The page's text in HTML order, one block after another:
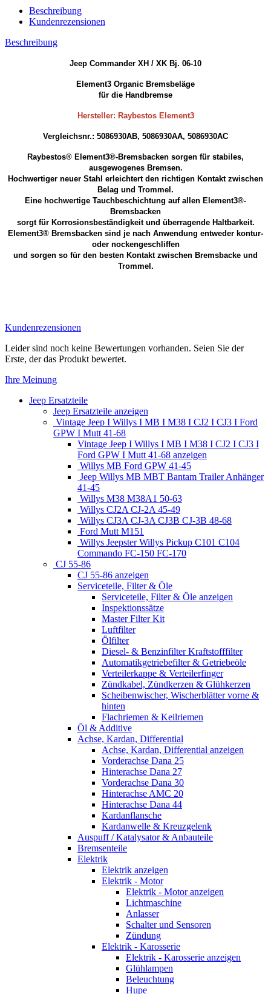
Beschreibung
Kundenrezensionen
Beschreibung
Jeep Commander XH / XK Bj. 06-10
Element3 Organic Bremsbeläge
für die Handbremse
Hersteller: Raybestos Element3
Vergleichsnr.: 5086930AB, 5086930AA, 5086930AC
Raybestos® Element3®-Bremsbacken sorgen für stabiles,
ausgewogenes Bremsen.
Hochwertiger neuer Stahl erleichtert den richtigen Kontakt zwischen
Belag und Trommel.
Eine hochwertige Tauchbeschichtung auf allen Element3®-
Bremsbacken
sorgt für Korrosionsbeständigkeit und überragende Haltbarkeit.
Element3® Bremsbacken sind je nach Anwendung entweder kontur-
oder nockengeschliffen
und sorgen so für den besten Kontakt zwischen Bremsbacke und
Trommel.
Kundenrezensionen
Leider sind noch keine Bewertungen vorhanden. Seien Sie der
Erste, der das Produkt bewertet.
Ihre Meinung
Jeep Ersatzteile
Jeep Ersatzteile anzeigen
Vintage Jeep I Willys I MB I M38 I CJ2 I CJ3 I Ford
GPW I Mutt 41-68
Vintage Jeep I Willys I MB I M38 I CJ2 I CJ3 I
Ford GPW I Mutt 41-68 anzeigen
Willys MB Ford GPW 41-45
Jeep Willys MB MBT Bantam Trailer Anhänger
41-45
Willys M38 M38A1 50-63
Willys CJ2A CJ-2A 45-49
Willys CJ3A CJ-3A CJ3B CJ-3B 48-68
Ford Mutt M151
Willys Jeepster Willys Pickup C101 C104
Commando FC-150 FC-170
CJ 55-86
CJ 55-86 anzeigen
Serviceteile, Filter & Öle
Serviceteile, Filter & Öle anzeigen
Inspektionssätze
Master Filter Kit
Luftfilter
Ölfilter
Diesel- & Benzinfilter Kraftstofffilter
Automatikgetriebefilter & Getriebeöle
Verteilerkappe & Verteilerfinger
Zündkabel, Zündkerzen & Glühkerzen
Scheibenwischer, Wischerblätter vorne &
hinten
Flachriemen & Keilriemen
Öl & Additive
Achse, Kardan, Differential
Achse, Kardan, Differential anzeigen
Vorderachse Dana 25
Hinterachse Dana 27
Vorderachse Dana 30
Hinterachse AMC 20
Hinterachse Dana 44
Kardanflansche
Kardanwelle & Kreuzgelenk
Auspuff / Katalysator & Anbauteile
Bremsenteile
Elektrik
Elektrik anzeigen
Elektrik - Motor
Elektrik - Motor anzeigen
Lichtmaschine
Anlasser
Schalter und Sensoren
Zündung
Elektrik - Karosserie
Elektrik - Karosserie anzeigen
Glühlampen
Beleuchtung
Hupe